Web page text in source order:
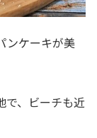
ンケーキが美
で、ビーチも近